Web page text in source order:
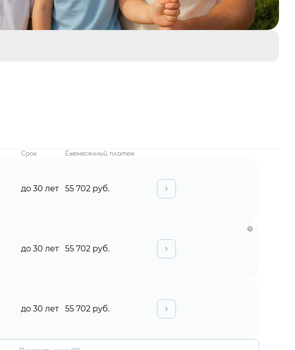
Срок
Ежемесячный платеж
до 30 лет 55 702 руб.
до 30 лет 55 702 руб.
до 30 лет 55 702 руб.